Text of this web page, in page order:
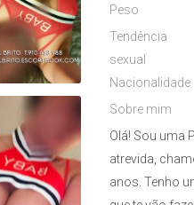
Peso
Tendência
sexual
Nacionalidade
Sobre mim
Olá! Sou uma
atrevida,
anos. Tenho